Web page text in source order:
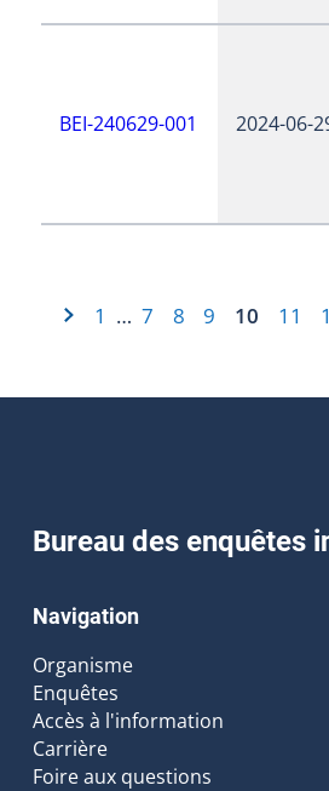
BEI-240629-001 2024-06-
1 … 7 8 9 10 11
Bureau des enquêtes
Navigation
Organisme
Enquêtes
Accès à l'information
Carrière
Foire aux questions